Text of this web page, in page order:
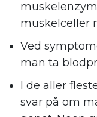
muskelceller
Ved
man ta
I de aller
svar på om